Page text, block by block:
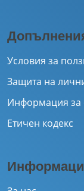
Условия за
Защита на
Информация за
Етичен кодекс